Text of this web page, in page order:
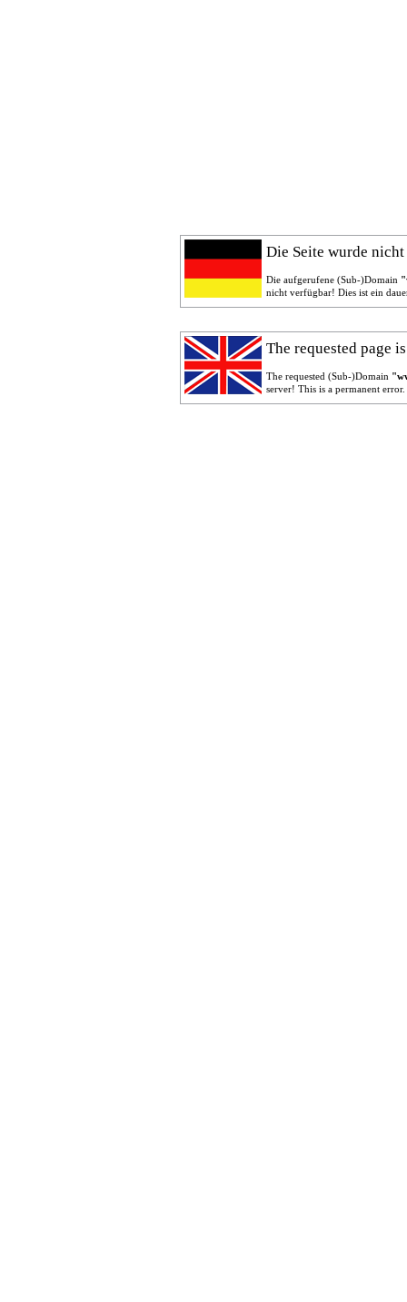
Die Seite wurde
Die aufgerufene (Sub-)Domain
nicht verfügbar! Dies ist ein
The requested page
The requested (Sub-)Domain
server! This is a permanent error.